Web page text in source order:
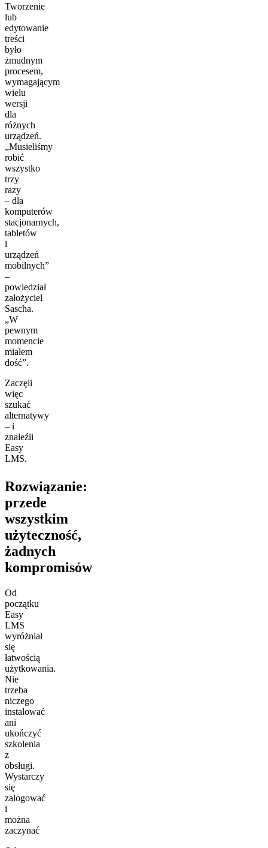
Tworzenie
lub
edytowanie
treści
było
żmudnym
procesem,
wymagającym
wielu
wersji
dla
różnych
urządzeń.
„Musieliśmy
robić
wszystko
trzy
razy
– dla
komputerów
stacjonarnych,
tabletów
i
urządzeń
mobilnych”
–
powiedział
założyciel
Sascha.
„W
pewnym
momencie
miałem
dość”.
Zaczęli
więc
szukać
alternatywy
– i
znaleźli
Easy
LMS.
Rozwiązanie:
przede
wszystkim
użyteczność,
żadnych
kompromisów
Od
początku
Easy
LMS
wyróżniał
się
łatwością
użytkowania.
Nie
trzeba
niczego
instalować
ani
ukończyć
szkolenia
z
obsługi.
Wystarczy
się
zalogować
i
można
zaczynać